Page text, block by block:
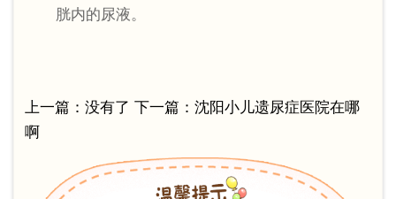
胱内的尿液。
上一篇：没有了 下一篇： 沈阳小儿遗尿症医院在哪
啊